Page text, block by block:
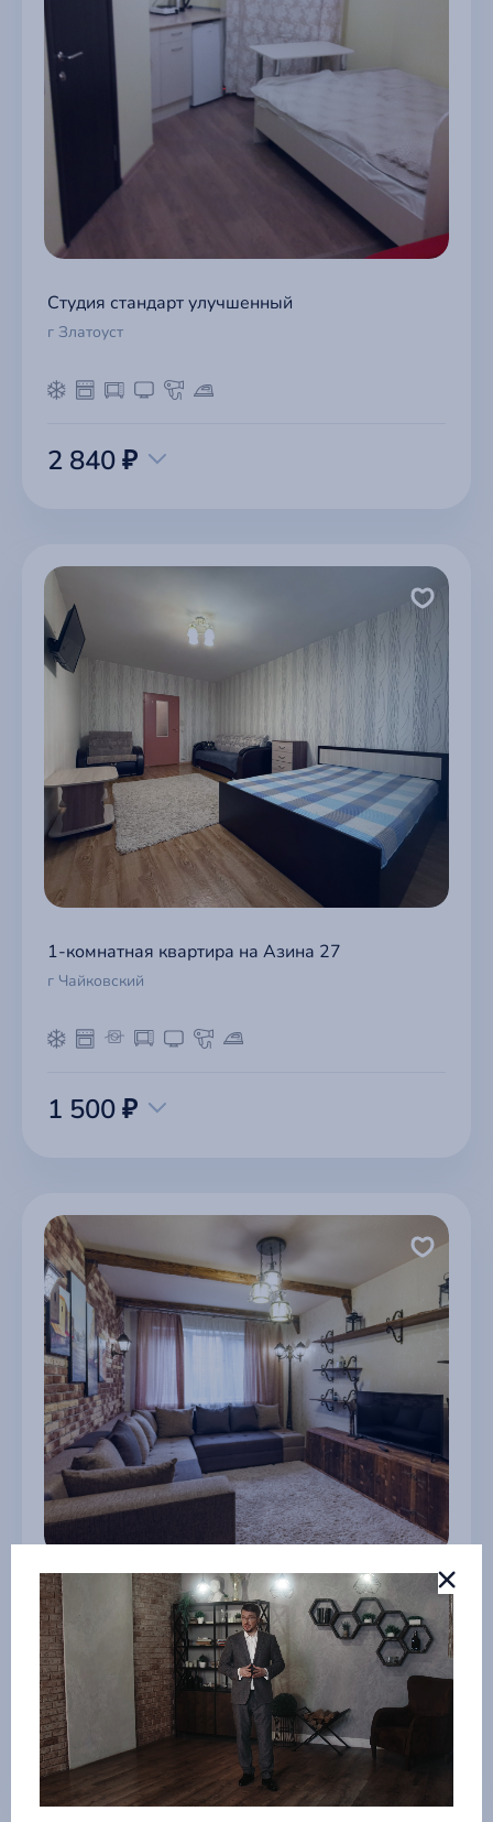
Студия стандарт улучшенный
г Златоуст
2 840 ₽
1-комнатная квартира на Азина 27
г Чайковский
1 500 ₽
Просторная квартира в центре
г Тула
4 000 ₽